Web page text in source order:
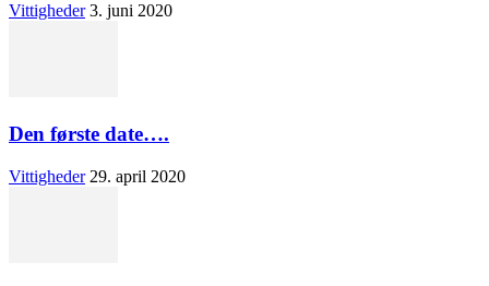
Vittigheder 3. juni 2020
Den første date….
Vittigheder 29. april 2020